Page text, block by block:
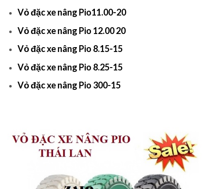
Vỏ đặc xe nâng Pio11.00-20
Vỏ đặc xe nâng Pio 12.00 20
Vỏ đặc xe nâng Pio 8.15-15
Vỏ đặc xe nâng Pio 8.25-15
Vỏ đặc xe nâng Pio 300-15